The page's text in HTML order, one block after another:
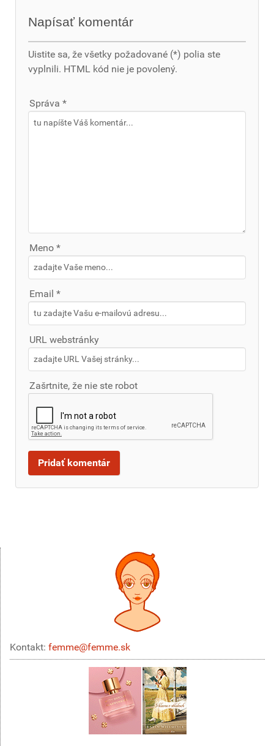
Napísať komentár
Uistite sa, že všetky požadované (*) polia ste
vyplnili. HTML kód nie je povolený.
Správa *
Meno *
Email *
URL webstránky
Zašrtnite, že nie ste robot
Kontakt: femme@femme.sk